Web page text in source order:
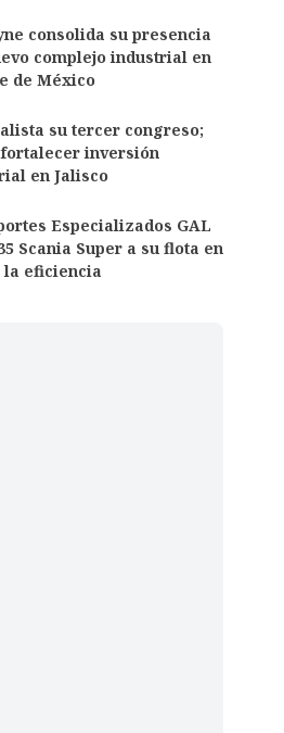
consolida su presencia
complejo industrial en
de México
su tercer congreso;
inversión
en Jalisco
Especializados GAL
Scania Super a su flota en
la eficiencia